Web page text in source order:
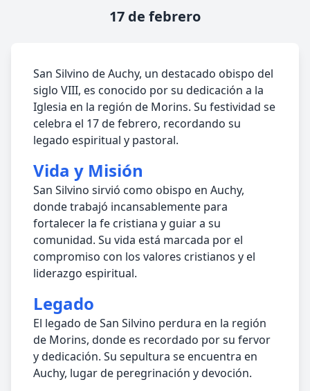
17 de febrero
San Silvino de Auchy, un destacado obispo del
siglo VIII, es conocido por su dedicación a la
Iglesia en la región de Morins. Su festividad se
celebra el 17 de febrero, recordando su
legado espiritual y pastoral.
Vida y Misión
San Silvino sirvió como obispo en Auchy,
donde trabajó incansablemente para
fortalecer la fe cristiana y guiar a su
comunidad. Su vida está marcada por el
compromiso con los valores cristianos y el
liderazgo espiritual.
Legado
El legado de San Silvino perdura en la región
de Morins, donde es recordado por su fervor
y dedicación. Su sepultura se encuentra en
Auchy, lugar de peregrinación y devoción.